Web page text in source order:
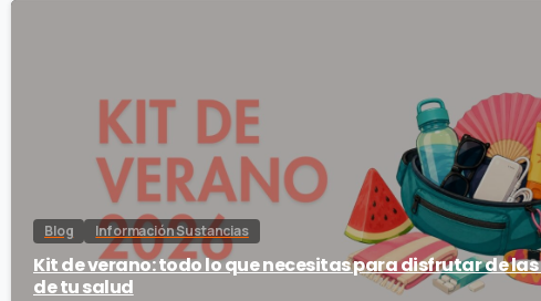
Blog Información Sustancias
Kit de verano: todo lo que necesitas para disfrutar de
de tu salud